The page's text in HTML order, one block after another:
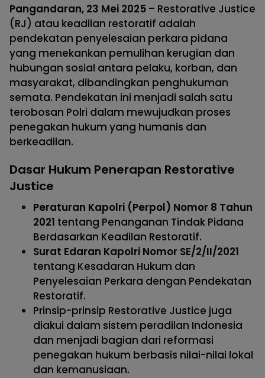
Pangandaran, 23 Mei 2025 – Restorative Justice
(RJ) atau keadilan restoratif adalah
pendekatan penyelesaian perkara pidana
yang menekankan pemulihan kerugian dan
hubungan sosial antara pelaku, korban, dan
masyarakat, dibandingkan penghukuman
semata. Pendekatan ini menjadi salah satu
terobosan Polri dalam mewujudkan proses
penegakan hukum yang humanis dan
berkeadilan.
Dasar Hukum Penerapan Restorative
Justice
Peraturan Kapolri (Perpol) Nomor 8 Tahun
2021 tentang Penanganan Tindak Pidana
Berdasarkan Keadilan Restoratif.
Surat Edaran Kapolri Nomor SE/2/II/2021
tentang Kesadaran Hukum dan
Penyelesaian Perkara dengan Pendekatan
Restoratif.
Prinsip-prinsip Restorative Justice juga
diakui dalam sistem peradilan Indonesia
dan menjadi bagian dari reformasi
penegakan hukum berbasis nilai-nilai lokal
dan kemanusiaan.